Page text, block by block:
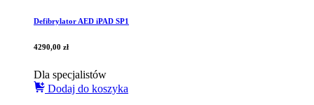
Defibrylator AED iPAD SP1
4290,00 zł
Dla specjalistów
Dodaj do koszyka